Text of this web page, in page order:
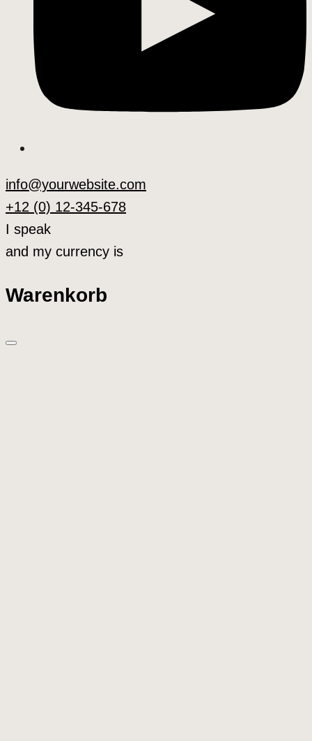
info@yourwebsite.com
+12 (0) 12-345-678
I speak
and my currency is
Warenkorb